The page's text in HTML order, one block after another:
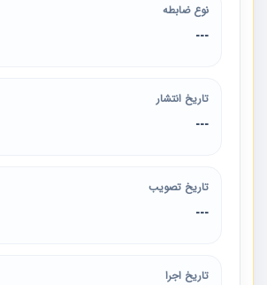
نوع ضابطه
---
تاریخ انتشار
---
تاریخ تصویب
---
تاریخ اجرا